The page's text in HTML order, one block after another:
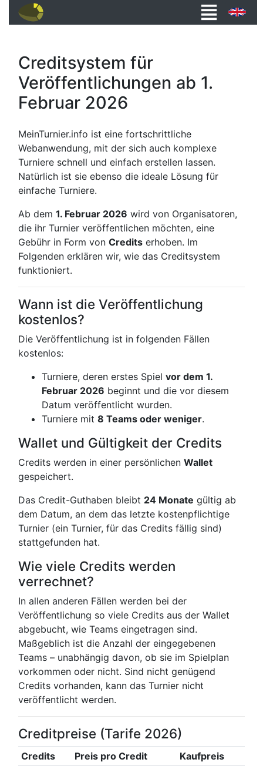
Creditsystem für
Veröffentlichungen ab 1.
Februar 2026
MeinTurnier.info ist eine fortschrittliche
Webanwendung, mit der sich auch komplexe
Turniere schnell und einfach erstellen lassen.
Natürlich ist sie ebenso die ideale Lösung für
einfache Turniere.
Ab dem 1. Februar 2026 wird von Organisatoren,
die ihr Turnier veröffentlichen möchten, eine
Gebühr in Form von Credits erhoben. Im
Folgenden erklären wir, wie das Creditsystem
funktioniert.
Wann ist die Veröffentlichung
kostenlos?
Die Veröffentlichung ist in folgenden Fällen
kostenlos:
Turniere, deren erstes Spiel vor dem 1.
Februar 2026 beginnt und die vor diesem
Datum veröffentlicht wurden.
Turniere mit 8 Teams oder weniger.
Wallet und Gültigkeit der Credits
Credits werden in einer persönlichen Wallet
gespeichert.
Das Credit-Guthaben bleibt 24 Monate gültig ab
dem Datum, an dem das letzte kostenpflichtige
Turnier (ein Turnier, für das Credits fällig sind)
stattgefunden hat.
Wie viele Credits werden
verrechnet?
In allen anderen Fällen werden bei der
Veröffentlichung so viele Credits aus der Wallet
abgebucht, wie Teams eingetragen sind.
Maßgeblich ist die Anzahl der eingegebenen
Teams – unabhängig davon, ob sie im Spielplan
vorkommen oder nicht. Sind nicht genügend
Credits vorhanden, kann das Turnier nicht
veröffentlicht werden.
Creditpreise (Tarife 2026)
Credits Preis pro Credit
Kaufpreis